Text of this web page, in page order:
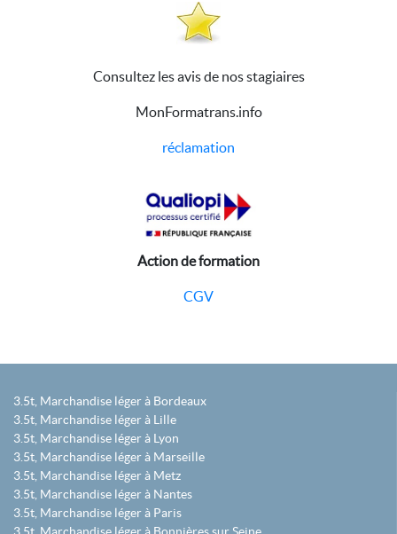
Consultez les avis de nos stagiaires
MonFormatrans.info
réclamation
Action de formation
CGV
3.5t, Marchandise léger à Bordeaux
3.5t, Marchandise léger à Lille
3.5t, Marchandise léger à Lyon
3.5t, Marchandise léger à Marseille
3.5t, Marchandise léger à Metz
3.5t, Marchandise léger à Nantes
3.5t, Marchandise léger à Paris